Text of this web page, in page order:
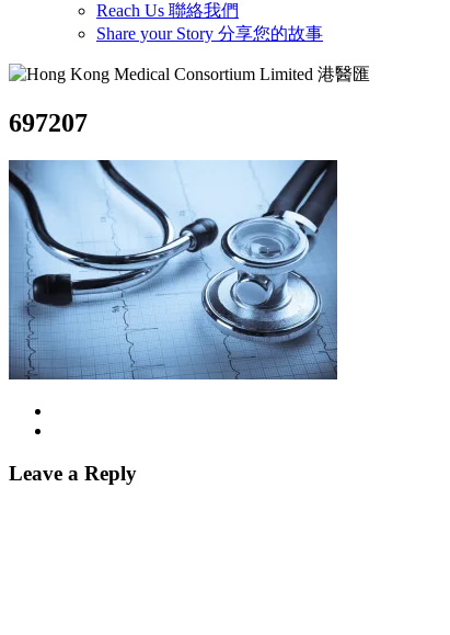
Reach Us 聯絡我們
Share your Story 分享您的故事
697207
Leave a Reply